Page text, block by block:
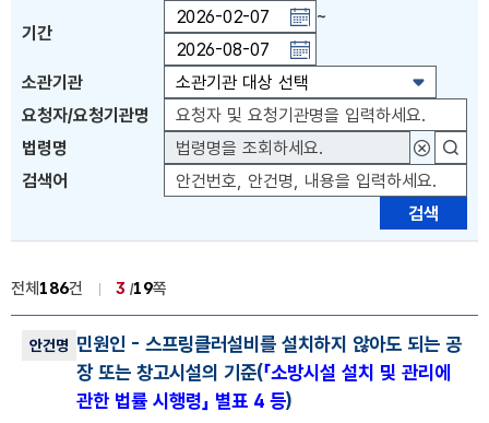
기간
~
기간일자 직접입력 또는 PAGE UP 키 이
소관기관
요청자/요청기관명
법령명
대상법령
검색어
검색
전체 186건 3 19쪽
법령해석사례 번호, 안건명, 법령종류(소관기관), 안건번호, 추진결과
민원인 - 스프링클러설비를 설치하지 않아도 되는 공
장 또는 창고시설의 기준(「소방시설 설치 및 관리에
관한 법률 시행령」 별표 4 등)